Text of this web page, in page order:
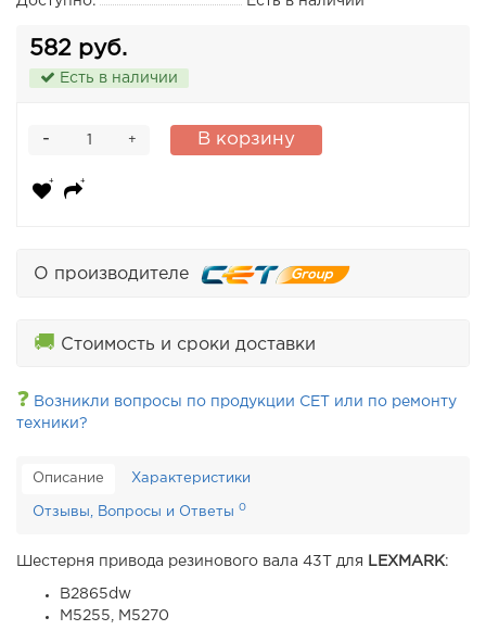
582 руб.
Есть в наличии
+
- В корзину
О производителе
🚚 Стоимость и сроки доставки
❓ Возникли вопросы по продукции CET или по ремонту
техники?
Описание Характеристики
Отзывы, Вопросы и Ответы 0
Шестерня привода резинового вала 43T для LEXMARK:
B2865dw
M5255, M5270